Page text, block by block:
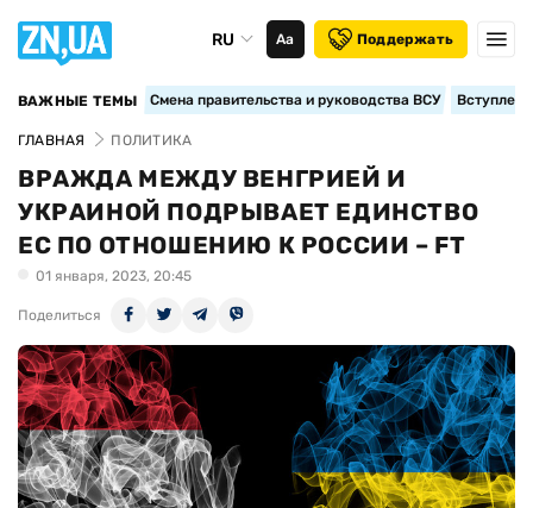
RU Аа Поддержать
ВАЖНЫЕ ТЕМЫ Смена правительства и руководства ВСУ
ГЛАВНАЯ ПОЛИТИКА
ВРАЖДА МЕЖДУ ВЕНГРИЕЙ И
УКРАИНОЙ ПОДРЫВАЕТ ЕДИНСТВО
ЕС ПО ОТНОШЕНИЮ К РОССИИ – FT
01 января, 2023, 20:45
Поделиться